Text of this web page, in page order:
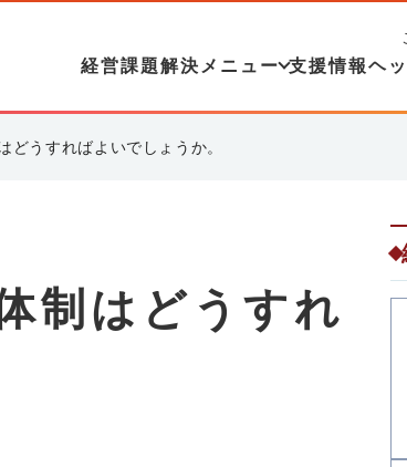
経営課題解決メニュー 支援情報ヘ
どうすればよいでしょうか。
制はどうすれ